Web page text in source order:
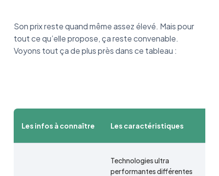
Son prix reste quand même assez élevé. Mais pour
tout ce qu’elle propose, ça reste convenable.
Voyons tout ça de plus près dans ce tableau :
Les infos à connaître Les caractéristiques
Technologies ultra
performantes différentes